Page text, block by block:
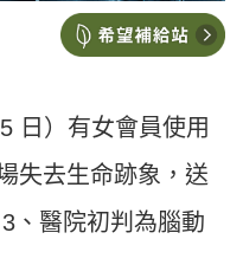
日）有女會員使用
失去生命跡象，送
、醫院初判為腦動